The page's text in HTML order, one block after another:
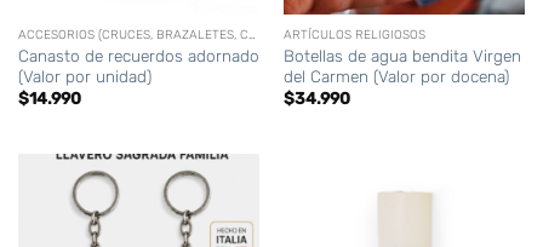
ACCESORIOS (CRUCES, BRAZALETES, CORONAS,CIRIOS PERSONALIZADOS, ETC)
Canasto de recuerdos adornado
(Valor por unidad)
$14.990
ARTÍCULOS RELIGIOSOS
Botellas de agua bendita Virgen
del Carmen (Valor por docena)
$34.990